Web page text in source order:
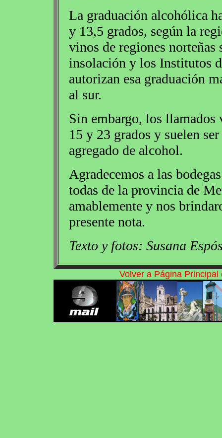
La graduación alcohólica
y 13,5 grados, según la
vinos de regiones
insolación y los Institutos
autorizan esa graduación
al sur.
Sin embargo, los llamados
15 y 23 grados y suelen
agregado de alcohol.
Agradecemos a las
todas de la provincia de
amablemente y nos
presente nota.
Texto y fotos: Susana
Volver a Página